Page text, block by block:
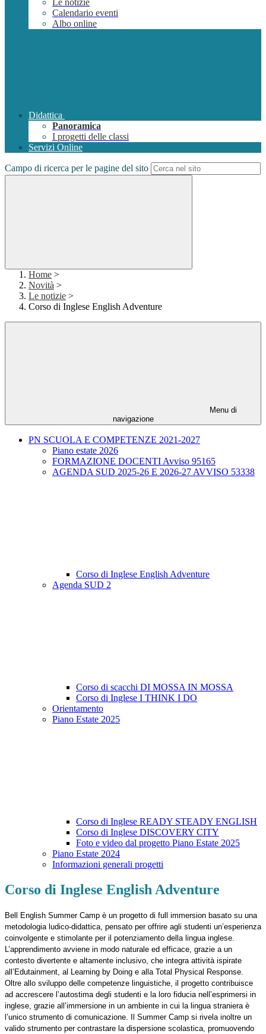
Le notizie
Calendario eventi
Albo online
Didattica
Panoramica
I progetti delle classi
Servizi Online
Campo di ricerca per le pagine del sito
Home >
Novità >
Le notizie >
Corso di Inglese English Adventure
Menu di
navigazione
PN SCUOLA E COMPETENZE 2021-2027
Piano estate 2026
FORMAZIONE DOCENTI Avviso 95165
AGENDA SUD 2025-26 E 2026-27 AVVISO 53338
Corso di Inglese English Adventure
Agenda SUD 2
Corso di scacchi DI MOSSA IN MOSSA
Corso di Inglese I THINK I DO
Orientamento
Piano Estate 2025
Corso di Inglese READY STEADY ENGLISH
Corso di Inglese DISCOVERY CITY
Foto e video dal progetto Piano Estate 2025
Piano Estate 2024
Informazioni generali progetti
Corso di Inglese English Adventure
Bell English Summer Camp è un progetto di full immersion basato su una
metodologia ludico-didattica, pensato per offrire agli studenti un’esperienza
coinvolgente e stimolante per il potenziamento della lingua inglese.
L’apprendimento avviene in modo naturale ed efficace, grazie a un
contesto divertente e altamente inclusivo, che integra attività ispirate
all’Edutainment, al Learning by Doing e alla Total Physical Response.
Oltre allo sviluppo delle competenze linguistiche, il progetto contribuisce
ad accrescere l’autostima degli studenti e la loro fiducia nell’esprimersi in
inglese, grazie all’immersione in un ambiente in cui la lingua straniera è
l’unico strumento di comunicazione. Il Summer Camp si rivela inoltre un
valido strumento per contrastare la dispersione scolastica, promuovendo